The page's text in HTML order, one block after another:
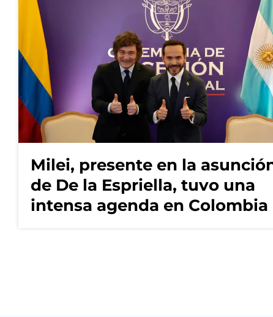
Milei, presente en la
de De la Espriella, tuvo una
intensa agenda en Colombia